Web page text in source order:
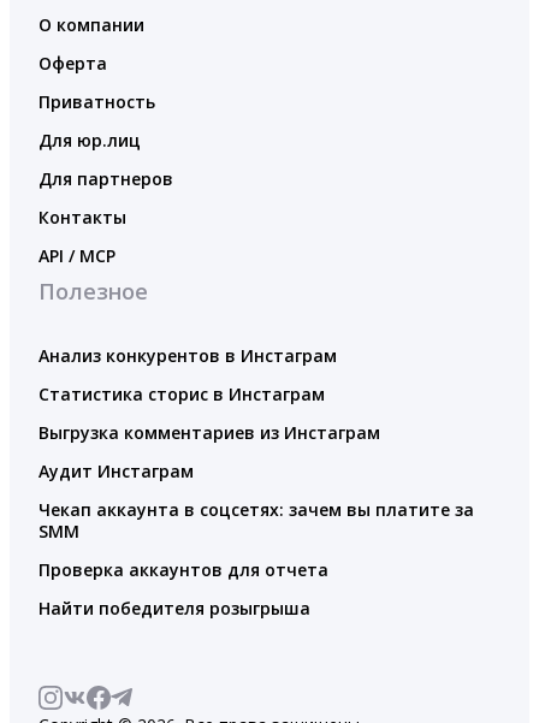
О компании
Оферта
Приватность
Для юр.лиц
Для партнеров
Контакты
API / MCP
Полезное
Анализ конкурентов в Инстаграм
Статистика сторис в Инстаграм
Выгрузка комментариев из Инстаграм
Аудит Инстаграм
Чекап аккаунта в соцсетях: зачем вы платите за
SMM
Проверка аккаунтов для отчета
Найти победителя розыгрыша